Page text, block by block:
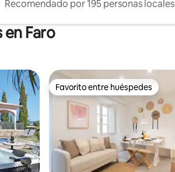
Recomendado por 195 personas locales
Faro
Favorito entre huéspedes
Favorito entre huéspedes